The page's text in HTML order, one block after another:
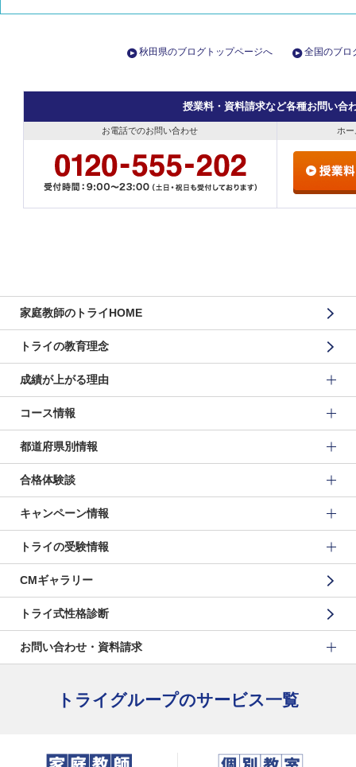
秋田県のブログトップページへ 全国のブロ
授業料・資料請求など各種お問い合
お電話でのお問い合わせ ホ
家庭教師のトライHOME
トライの教育理念
成績が上がる理由
コース情報
都道府県別情報
合格体験談
キャンペーン情報
トライの受験情報
CMギャラリー
トライ式性格診断
お問い合わせ・資料請求
トライグループのサービス一覧